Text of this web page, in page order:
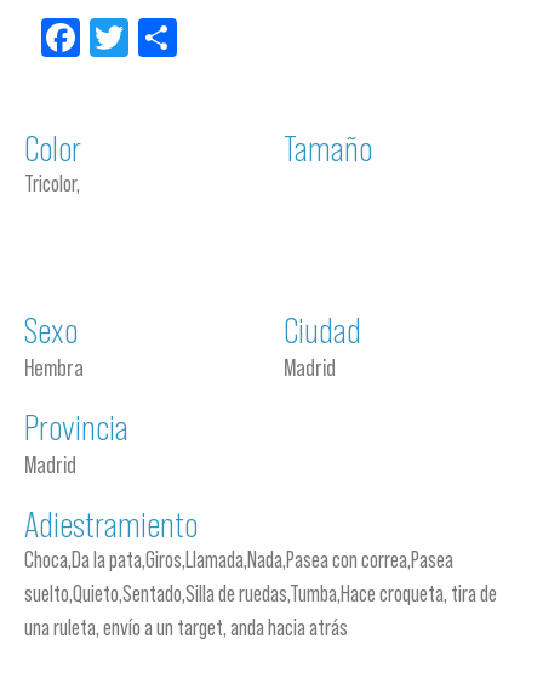
Facebook
Twitter
Color
Tricolor,
Tamaño
Sexo
Hembra
Ciudad
Madrid
Provincia
Madrid
Adiestramiento
Choca,Da la pata,Giros,Llamada,Nada,Pasea con correa,Pasea
suelto,Quieto,Sentado,Silla de ruedas,Tumba,Hace croqueta, tira de
una ruleta, envío a un target, anda hacia atrás